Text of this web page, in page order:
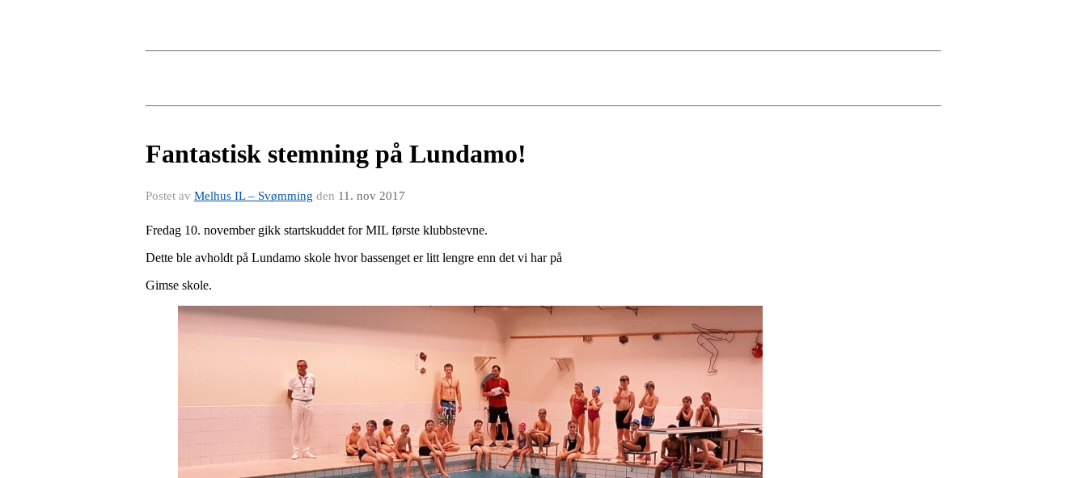
Fantastisk stemning på Lundamo!
Postet av Melhus IL – Svømming den 11. nov 2017
Fredag 10. november gikk startskuddet for MIL første klubbstevne.
Dette ble avholdt på Lundamo skole hvor bassenget er litt lengre enn det vi har på
Gimse skole.